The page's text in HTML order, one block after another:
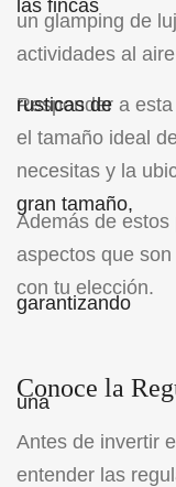
un glamping de
actividades al
Responder a
el tamaño ideal
necesitas y la
Además de
aspectos que
con tu elección.
Conoce la
Antes de invertir
entender las